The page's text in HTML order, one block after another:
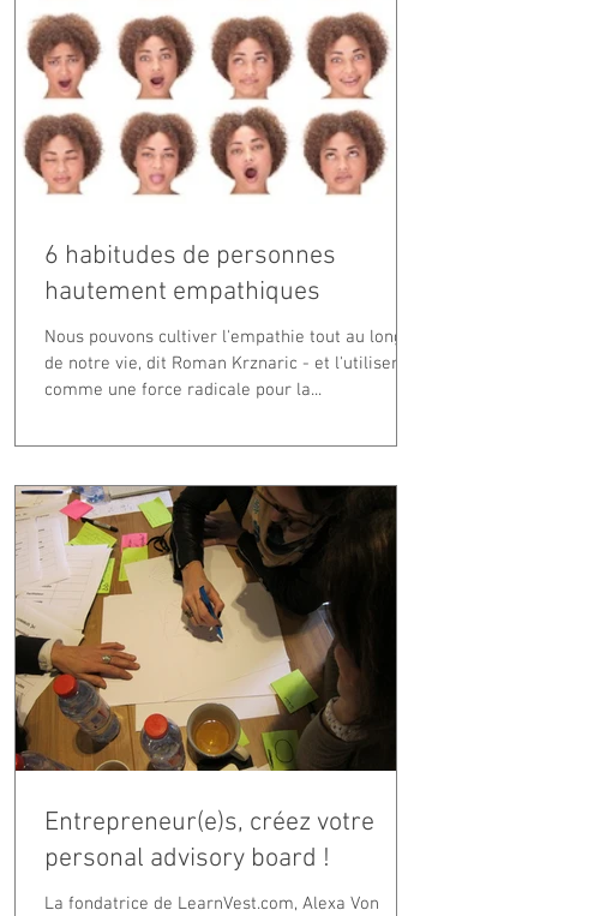
6 habitudes de personnes
hautement empathiques
Nous pouvons cultiver l'empathie tout au long
de notre vie, dit Roman Krznaric - et l'utiliser
comme une force radicale pour la...
Entrepreneur(e)s, créez votre
personal advisory board !
La fondatrice de LearnVest.com, Alexa Von